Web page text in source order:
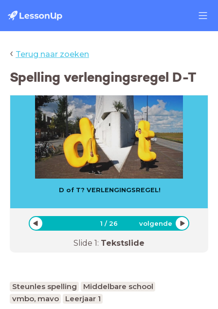
‹ Terug naar zoeken
Spelling verlengingsregel D-T
D of T? VERLENGINGSREGEL!
1 /26 volgende
Slide 1: Tekstslide
Steunles spelling
Middelbare school
vmbo, mavo
Leerjaar 1